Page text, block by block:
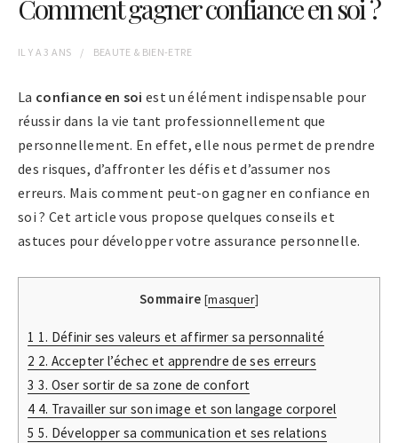
Comment gagner confiance en soi ?
IL Y A3 ANS BEAUTE & BIEN-ETRE
La confiance en soi est un élément indispensable pour
réussir dans la vie tant professionnellement que
personnellement. En effet, elle nous permet de prendre
des risques, d’affronter les défis et d’assumer nos
erreurs. Mais comment peut-on gagner en confiance en
soi ? Cet article vous propose quelques conseils et
astuces pour développer votre assurance personnelle.
Sommaire [masquer]
1 1. Définir ses valeurs et affirmer sa personnalité
2 2. Accepter l’échec et apprendre de ses erreurs
3 3. Oser sortir de sa zone de confort
4 4. Travailler sur son image et son langage corporel
5 5. Développer sa communication et ses relations